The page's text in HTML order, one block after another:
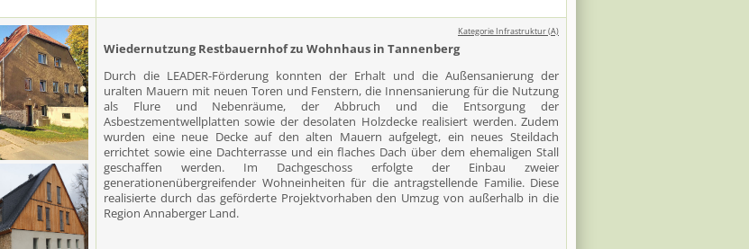
Kategorie Infrastruktur (A)
Wiedernutzung Restbauernhof zu Wohnhaus in Tannenberg
Durch die LEADER-Förderung konnten der Erhalt und die Außensanierung der
uralten Mauern mit neuen Toren und Fenstern, die Innensanierung für die Nutzung
als Flure und Nebenräume, der Abbruch und die Entsorgung der
Asbestzementwellplatten sowie der desolaten Holzdecke realisiert werden. Zudem
wurden eine neue Decke auf den alten Mauern aufgelegt, ein neues Steildach
errichtet sowie eine Dachterrasse und ein flaches Dach über dem ehemaligen Stall
geschaffen werden. Im Dachgeschoss erfolgte der Einbau zweier
generationenübergreifender Wohneinheiten für die antragstellende Familie. Diese
realisierte durch das geförderte Projektvorhaben den Umzug von außerhalb in die
Region Annaberger Land.